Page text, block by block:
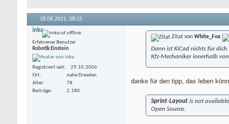
18.06.2021, 08:25
inka
Erfahrener Benutzer
Robotik Einstein
Registriert seit
29.10.2006
Ort
nahe Dresden
Alter
78
Beiträge
2.180
Zitat von White_Fox
Dann ist KiCad nichts für
Kfz-Mechaniker innerhalb
danke für den tipp, das leben
Sprint-Layout is not
Open Source.